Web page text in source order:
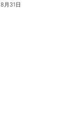
8月31日